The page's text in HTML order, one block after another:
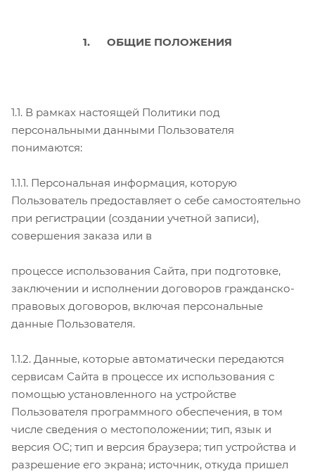
1. ОБЩИЕ ПОЛОЖЕНИЯ
1.1. В рамках настоящей Политики под
персональными данными Пользователя
понимаются:
1.1.1. Персональная информация, которую
Пользователь предоставляет о себе самостоятельно
при регистрации (создании учетной записи),
совершения заказа или в
процессе использования Сайта, при подготовке,
заключении и исполнении договоров гражданско-
правовых договоров, включая персональные
данные Пользователя.
1.1.2. Данные, которые автоматически передаются
сервисам Сайта в процессе их использования с
помощью установленного на устройстве
Пользователя программного обеспечения, в том
числе сведения о местоположении; тип, язык и
версия ОС; тип и версия браузера; тип устройства и
разрешение его экрана; источник, откуда пришел